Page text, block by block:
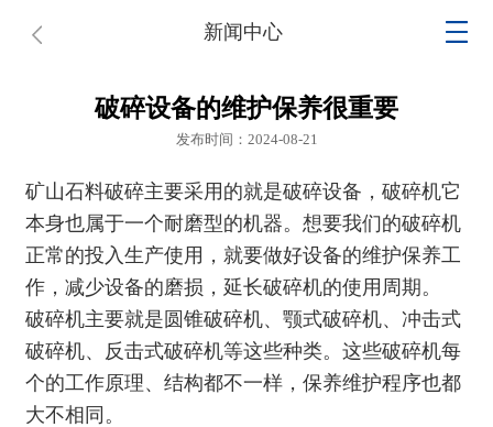
新闻中心
破碎设备的维护保养很重要
发布时间：2024-08-21
矿山石料破碎主要采用的就是破碎设备，破碎机它
本身也属于一个耐磨型的机器。想要我们的破碎机
正常的投入生产使用，就要做好设备的维护保养工
作，减少设备的磨损，延长破碎机的使用周期。
破碎机主要就是圆锥破碎机、颚式破碎机、冲击式
破碎机、反击式破碎机等这些种类。这些破碎机每
个的工作原理、结构都不一样，保养维护程序也都
大不相同。